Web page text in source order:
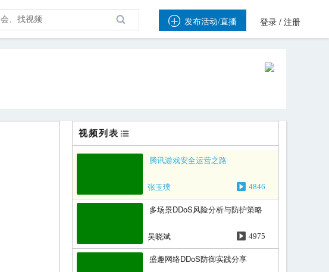
 发布活动/直播 登录 / 注册
视频列表
腾讯游戏安全运营之路
张玉璞 4846
多场景DDoS风险分析与防护策略
吴晓斌 4975
盛趣网络DDoS防御实践分享